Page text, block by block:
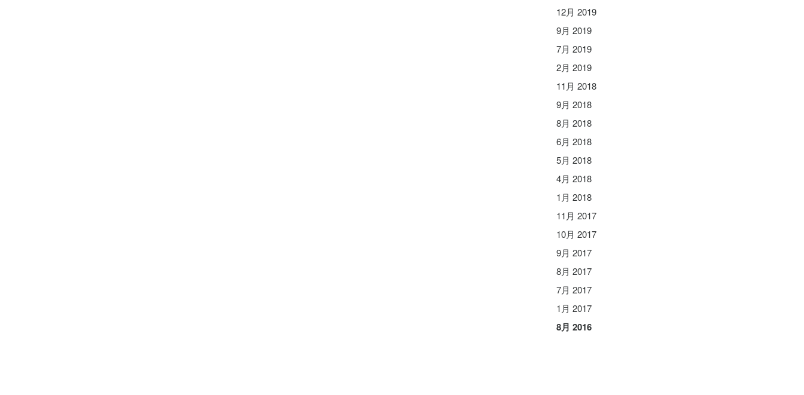
12月 2019
9月 2019
7月 2019
2月 2019
11月 2018
9月 2018
8月 2018
6月 2018
5月 2018
4月 2018
1月 2018
11月 2017
10月 2017
9月 2017
8月 2017
7月 2017
1月 2017
8月 2016